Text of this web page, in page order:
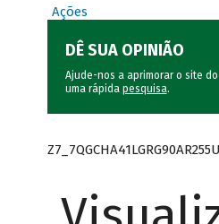
Ações
DÊ SUA OPINIÃO
Ajude-nos a aprimorar o site do
uma rápida pesquisa.